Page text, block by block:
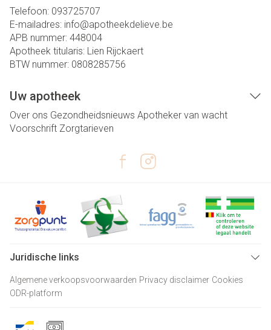
Telefoon: 093725707
E-mailadres: info@apotheekdelieve.be
APB nummer: 448004
Apotheek titularis: Lien Rijckaert
BTW nummer: 0808285756
Uw apotheek
Over ons Gezondheidsnieuws Apotheker van wacht
Voorschrift Zorgtarieven
Juridische links
Algemene verkoopsvoorwaarden Privacy disclaimer Cookies
ODR-platform